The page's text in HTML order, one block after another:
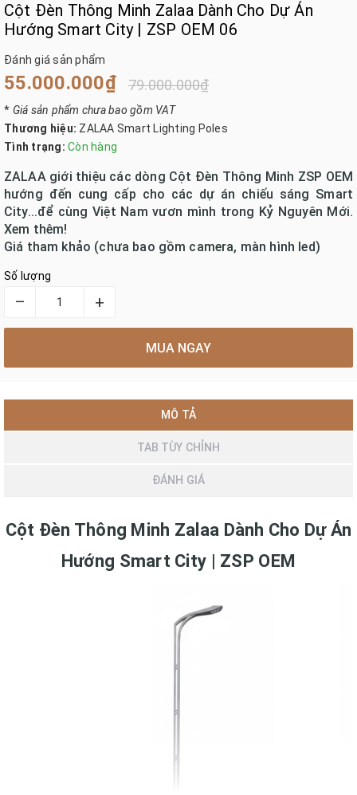
Cột Đèn Thông Minh Zalaa Dành Cho Dự Án
Hướng Smart City | ZSP OEM 06
Đánh giá sản phẩm
55.000.000₫ 79.000.000₫
* Giá sản phẩm chưa bao gồm VAT
Thương hiệu: ZALAA Smart Lighting Poles
Tình trạng: Còn hàng
ZALAA giới thiệu các dòng Cột Đèn Thông Minh ZSP OEM
hướng đến cung cấp cho các dự án chiếu sáng Smart
City...để cùng Việt Nam vươn mình trong Kỷ Nguyên Mới.
Xem thêm!
Giá tham khảo (chưa bao gồm camera, màn hình led)
Số lượng
– +
MUA NGAY
MÔ TẢ
TAB TÙY CHỈNH
ĐÁNH GIÁ
Cột Đèn Thông Minh Zalaa Dành Cho Dự Án
Hướng Smart City | ZSP OEM